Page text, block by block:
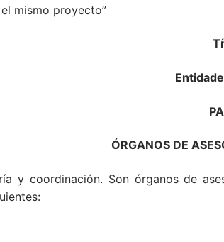
mismo proyecto”
ÓRGANOS DE
y coordinación. Son órganos de